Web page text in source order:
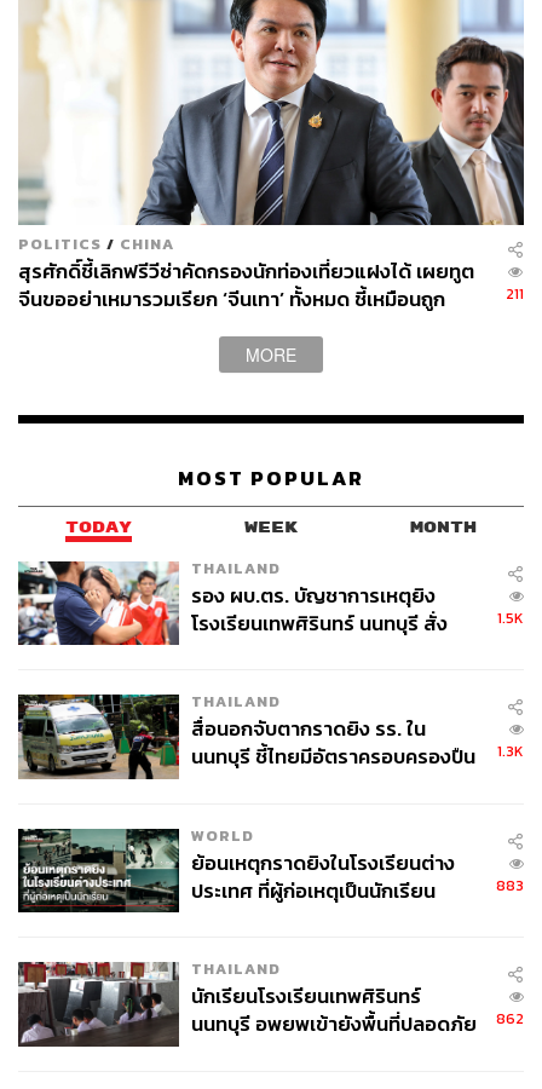
POLITICS / CHINA
สุรศักดิ์ชี้เลิกฟรีวีซ่าคัดกรองนักท่องเที่ยวแฝงได้ เผยทูต
จีนขออย่าเหมารวมเรียก ‘จีนเทา’ ทั้งหมด ชี้เหมือนถูก
211
MORE
MOST POPULAR
TODAY WEEK MONTH
THAILAND
รอง ผบ.ตร. บัญชาการเหตุยิง
โรงเรียนเทพศิรินทร์ นนทบุรี สั่ง
1.5K
THAILAND
สื่อนอกจับตากราดยิง รร. ใน
นนทบุรี ชี้ไทยมีอัตราครอบครองปืน
1.3K
WORLD
ย้อนเหตุกราดยิงในโรงเรียนต่าง
ประเทศ ที่ผู้ก่อเหตุเป็นนักเรียน
883
THAILAND
นักเรียนโรงเรียนเทพศิรินทร์
นนทบุรี อพยพเข้ายังพื้นที่ปลอดภัย
862